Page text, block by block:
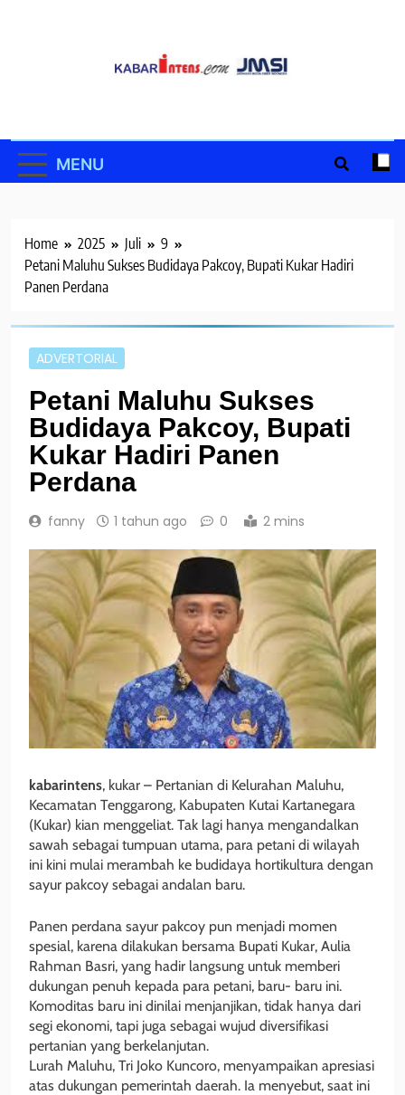
MENU
Home 2025 Juli
9
Petani Maluhu Sukses Budidaya Pakcoy, Bupati Kukar Hadiri
Panen Perdana
ADVERTORIAL
Petani Maluhu Sukses
Budidaya Pakcoy, Bupati
Kukar Hadiri Panen
Perdana
fanny 1 tahun ago 0 2 mins
kabarintens, kukar – Pertanian di Kelurahan Maluhu,
Kecamatan Tenggarong, Kabupaten Kutai Kartanegara
(Kukar) kian menggeliat. Tak lagi hanya mengandalkan
sawah sebagai tumpuan utama, para petani di wilayah
ini kini mulai merambah ke budidaya hortikultura dengan
sayur pakcoy sebagai andalan baru.
Panen perdana sayur pakcoy pun menjadi momen
spesial, karena dilakukan bersama Bupati Kukar, Aulia
Rahman Basri, yang hadir langsung untuk memberi
dukungan penuh kepada para petani, baru- baru ini.
Komoditas baru ini dinilai menjanjikan, tidak hanya dari
segi ekonomi, tapi juga sebagai wujud diversifikasi
pertanian yang berkelanjutan.
Lurah Maluhu, Tri Joko Kuncoro, menyampaikan apresiasi
atas dukungan pemerintah daerah. Ia menyebut, saat ini